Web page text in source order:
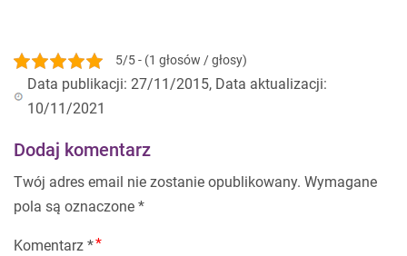
5/5 - (1 głosów / głosy)
Data publikacji: 27/11/2015, Data aktualizacji:
10/11/2021
Dodaj komentarz
Twój adres email nie zostanie opublikowany. Wymagane
pola są oznaczone *
Komentarz *